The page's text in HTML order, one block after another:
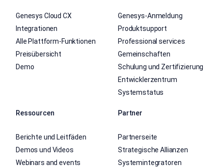
Genesys Cloud CX
Integrationen
Alle Plattform-Funktionen
Preisübersicht
Demo
Genesys-Anmeldung
Produktsupport
Professional services
Gemeinschaften
Schulung und Zertifizierung
Entwicklerzentrum
Systemstatus
Ressourcen
Berichte und Leitfäden
Demos und Videos
Webinars and events
Partner
Partnerseite
Strategische Allianzen
Systemintegratoren